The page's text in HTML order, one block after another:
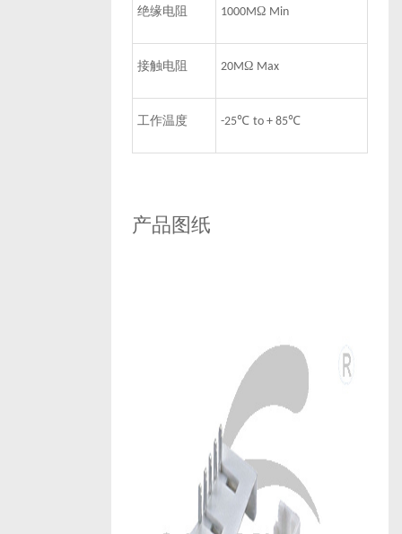
绝缘电阻 1000MΩ Min
接触电阻 20MΩ Max
工作温度 -25℃ to + 85℃
产品图纸